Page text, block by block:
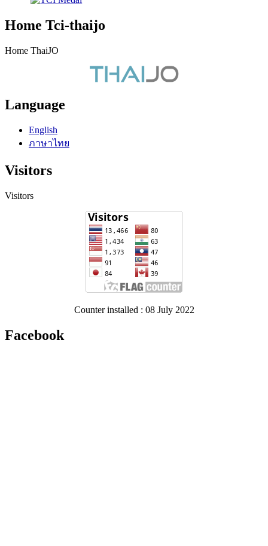
Home Tci-thaijo
Home ThaiJO
Language
English
ภาษาไทย
Visitors
Visitors
Counter installed : 08 July 2022
Facebook